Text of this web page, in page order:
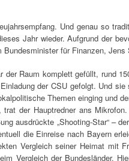
Und genau so
Jahr wieder. Aufgrund der
für Finanzen, Jens
Raum komplett gefüllt, rund
der CSU gefolgt. Und
Themen einging und
der Hauptredner ans
ausdrückte „Shooting-Star“ –
die Einreise nach Bayern
Vergleich seiner Heimat mit
Vergleich der Bundesländer.